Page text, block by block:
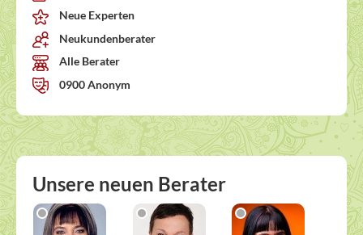
Neue Experten
Neukundenberater
Alle Berater
0900 Anonym
Unsere neuen Berater